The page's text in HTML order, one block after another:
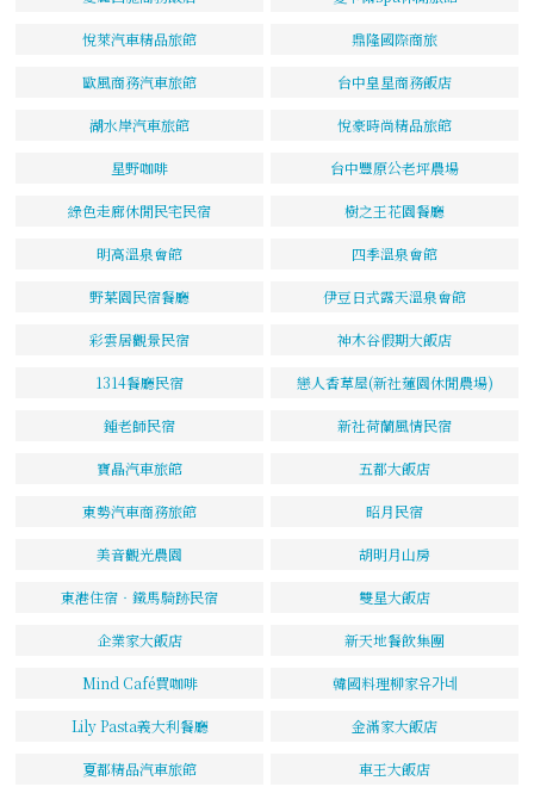
悅萊汽車精品旅館 鼎隆國際商旅
歐風商務汽車旅館 台中皇星商務飯店
湖水岸汽車旅館 悅豪時尚精品旅館
星野咖啡 台中豐原公老坪農場
綠色走廊休閒民宅民宿 樹之王花園餐廳
明高溫泉會館 四季溫泉會館
野菜園民宿餐廳 伊豆日式露天溫泉會館
彩雲居觀景民宿 神木谷假期大飯店
1314餐廳民宿 戀人香草屋(新社蓮園休閒農場)
鍾老師民宿 新社荷蘭風情民宿
寶晶汽車旅館 五都大飯店
東勢汽車商務旅館 昭月民宿
美音觀光農園 胡明月山房
東港住宿‧鐵馬騎跡民宿 雙星大飯店
企業家大飯店 新天地餐飲集團
Mind Café買咖啡 韓國料理柳家유가네
Lily Pasta義大利餐廳 金滿家大飯店
夏都精品汽車旅館 車王大飯店